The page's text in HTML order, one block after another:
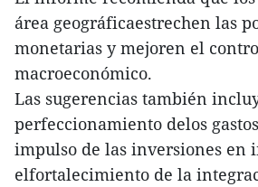
área geográficaestrechen las
monetarias y mejoren el
macroeconómico.
Las sugerencias también
perfeccionamiento delos
impulso de las inversiones en
elfortalecimiento de la